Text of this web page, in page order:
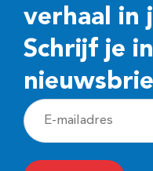
verhaal in
Schrijf je
E
-
m